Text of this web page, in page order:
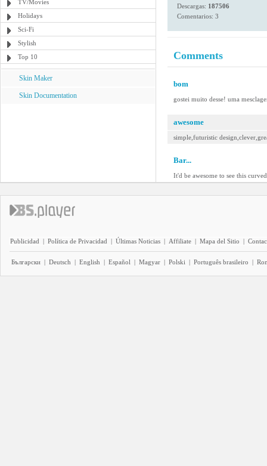
TV/Movies
Holidays
Sci-Fi
Stylish
Top 10
Skin Maker
Skin Documentation
Descargas: 187506
Comentarios: 3
Comments
bom
gostei muito desse! uma
awesome
simple,futuristic
Bar...
It'd be awesome to see this
Publicidad | Política de Privacidad | Últimas Noticias | Affiliate | Mapa del Sitio |
Български | Deutsch | English | Español | Magyar | Polski | Português brasileiro |